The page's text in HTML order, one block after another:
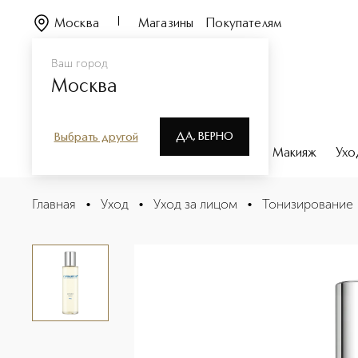
Ваш город
Москва
Выбрать другой ДА, ВЕРНО
Москва Магазины Покупателям
Парфюмерия Макияж
Лосьон тонизирующий для активации метаболизма
Описание
Главная • Уход • Уход за лицом • Тонизирование